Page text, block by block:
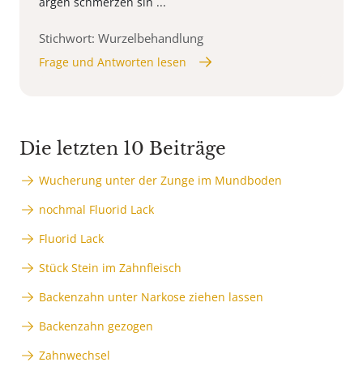
Stichwort: Wurzelbehandlung
Frage und Antworten lesen
Die letzten 10 Beiträge
Wucherung unter der Zunge im Mundboden
nochmal Fluorid Lack
Fluorid Lack
Stück Stein im Zahnfleisch
Backenzahn unter Narkose ziehen lassen
Backenzahn gezogen
Zahnwechsel